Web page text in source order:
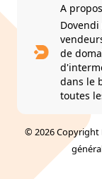
A
de
dans le
toutes
© 2026 Copyright